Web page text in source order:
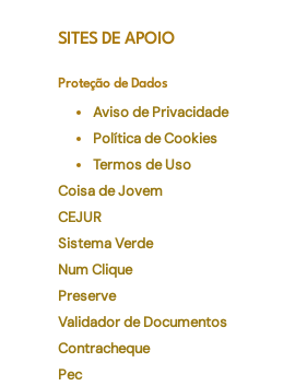
SITES DE APOIO
Proteção de Dados
Aviso de Privacidade
Política de Cookies
Termos de Uso
Coisa de Jovem
CEJUR
Sistema Verde
Num Clique
Preserve
Validador de Documentos
Contracheque
Pec